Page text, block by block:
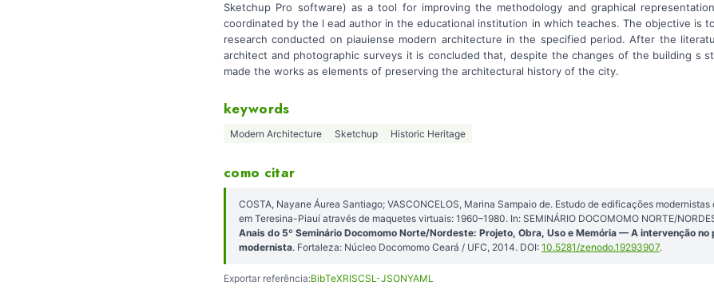
Sketchup Pro software) as a tool for improving the methodology and graphical
coordinated by the l ead author in the educational institution in which teaches. The objective is
research conducted on piauiense modern architecture in the specified period. After the
architect and photographic surveys it is concluded that, despite the changes of the building s
made the works as elements of preserving the architectural history of the city.
keywords
Modern Architecture Sketchup Historic Heritage
como citar
COSTA, Nayane Áurea Santiago; VASCONCELOS, Marina Sampaio de. Estudo de edificações
em Teresina-Piauí através de maquetes virtuais: 1960–1980. In: SEMINÁRIO DOCOMOMO NORTE/
Anais do 5º Seminário Docomomo Norte/Nordeste: Projeto, Obra, Uso e Memória — A intervenção
modernista. Fortaleza: Núcleo Docomomo Ceará / UFC, 2014. DOI: 10.5281/zenodo.19293907.
Exportar referência:BibTeXRISCSL-JSONYAML